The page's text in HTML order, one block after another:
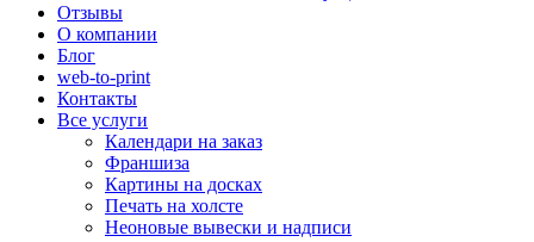
Отзывы
О компании
Блог
web-to-print
Контакты
Все услуги
Календари на заказ
Франшиза
Картины на досках
Печать на холсте
Неоновые вывески и надписи